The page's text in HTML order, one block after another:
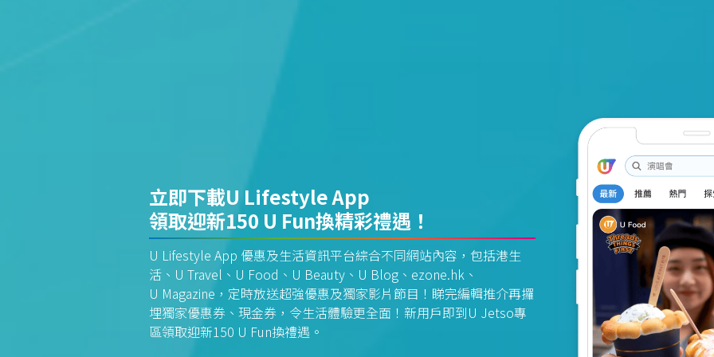
立即下載U Lifestyle App
領取迎新150 U Fun換精彩禮遇！
U Lifestyle App 優惠及生活資訊平台綜合不同網站內容，包括港生
活、U Travel、U Food、U Beauty、U Blog、ezone.hk、
U Magazine，定時放送超強優惠及獨家影片節目！睇完編輯推介再攞
埋獨家優惠券、現金券，令生活體驗更全面！新用戶即到U Jetso專
區領取迎新150 U Fun換禮遇。